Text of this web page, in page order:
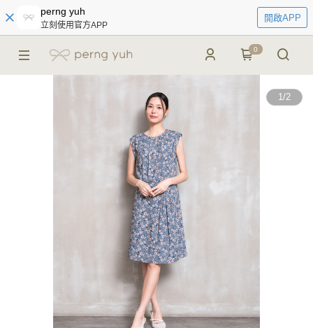
perng yuh
立刻使用官方APP
開啟APP
0
1/2